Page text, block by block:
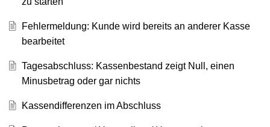
Fehlermeldung: Kunde wird bereits an anderer Kasse
bearbeitet
Tagesabschluss: Kassenbestand zeigt Null, einen
Minusbetrag oder gar nichts
Kassendifferenzen im Abschluss